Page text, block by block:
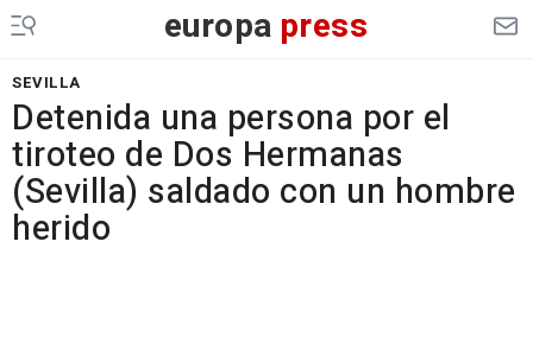
europa press
SEVILLA
Detenida una persona por el
tiroteo de Dos Hermanas
(Sevilla) saldado con un hombre
herido